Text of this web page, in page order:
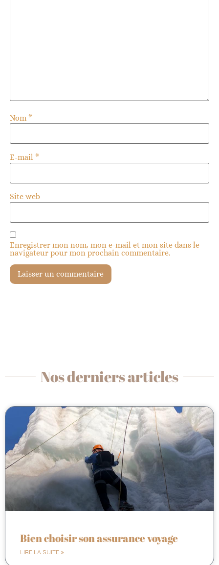
Nom *
E-mail *
Site web
Enregistrer mon nom, mon e-mail et mon site dans le
navigateur pour mon prochain commentaire.
Nos derniers articles
Bien choisir son assurance voyage
LIRE LA SUITE »